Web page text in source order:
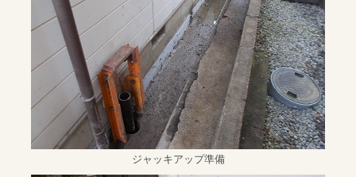
ジャッキアップ準備